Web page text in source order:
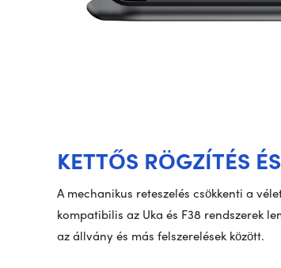
KETTŐS RÖGZÍTÉS
A mechanikus reteszelés csökkenti a
kompatibilis az Uka és F38 rendszerek
az állvány és más felszerelések között.